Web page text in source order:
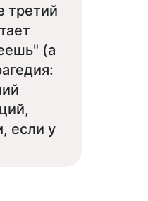
третий
(а
если у